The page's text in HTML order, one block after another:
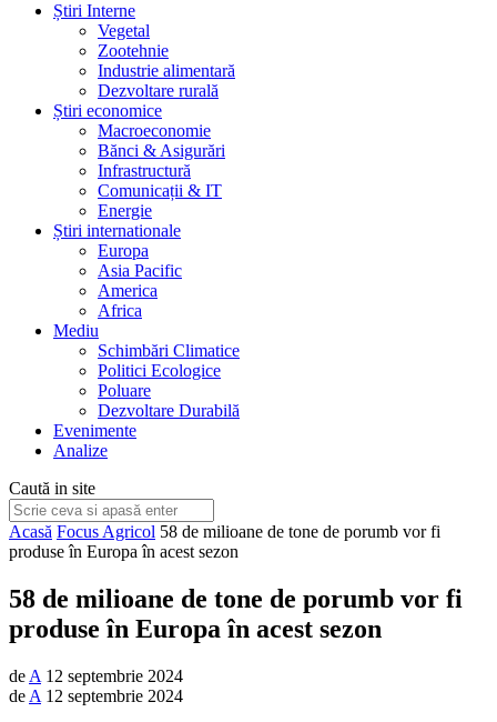
Știri Interne
Vegetal
Zootehnie
Industrie alimentară
Dezvoltare rurală
Știri economice
Macroeconomie
Bănci & Asigurări
Infrastructură
Comunicații & IT
Energie
Știri internationale
Europa
Asia Pacific
America
Africa
Mediu
Schimbări Climatice
Politici Ecologice
Poluare
Dezvoltare Durabilă
Evenimente
Analize
Caută in site
Acasă Focus Agricol 58 de milioane de tone de porumb vor fi
produse în Europa în acest sezon
58 de milioane de tone de porumb vor fi
produse în Europa în acest sezon
de A 12 septembrie 2024
de A 12 septembrie 2024